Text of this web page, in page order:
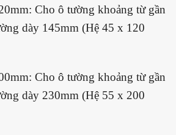
Cho ô tường khoảng từ gần
dày 145mm (Hệ 45 x 120
Cho ô tường khoảng từ gần
dày 230mm (Hệ 55 x 200